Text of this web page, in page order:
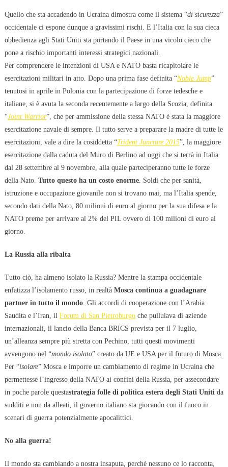
Quello che sta accadendo in Ucraina dimostra come il sistema “di sicurezza”
occidentale ci espone dunque a gravissimi rischi. E l’Italia con la sua cieca
obbedienza agli Stati Uniti sta portando il Paese in una vicolo cieco che
pone a rischio importanti interessi strategici nazionali.
Per comprendere le intenzioni di USA e NATO basta ricapitolare le
esercitazioni militari in atto. Dopo una prima fase definita “Noble Jump”
tenutosi in aprile in Polonia con la partecipazione di forze tedesche e
italiane, si è avuta la seconda recentemente a largo della Scozia, definita
“Joint Warrior”, che per ammissione della stessa NATO è stata la maggiore
esercitazione navale di sempre. Il tutto serve a preparare la madre di tutte le
esercitazioni, vale a dire la cosiddetta “Trident Juncture 2015”, la maggiore
esercitazione dalla caduta del Muro di Berlino ad oggi che si terrà in Italia
dal 28 settembre al 9 novembre, alla quale parteciperanno tutte le forze
della Nato. Tutto questo ha un costo enorme. Soldi che per sanità,
istruzione e occupazione giovanile non si trovano mai, ma l’Italia spende,
secondo dati della Nato, 80 milioni di euro al giorno per la sua difesa e la
NATO preme per arrivare al 2% del PIL ovvero di 100 milioni di euro al
giorno.
La Russia alla ribalta
Tutto ciò, ha almeno isolato la Russia? Mentre la stampa occidentale
enfatizza l’isolamento russo, in realtà Mosca continua a guadagnare
partner in tutto il mondo. Gli accordi di cooperazione con l’Arabia
Saudita e l’Iran, il Forum di San Pietroburgoche pullulava di aziende
internazionali, il lancio della Banca BRICS prevista per il 7 luglio,
un’alleanza sempre più stretta con Pechino, tutti questi movimenti
avvengono nel “mondo isolato” creato da UE e USA per il futuro di Mosca.
Per “isolare” Mosca e imporre un cambiamento di regime in Ucraina che
permettesse l’ingresso della NATO ai confini della Russia, per assecondare
in poche parole questastrategia folle di politica estera degli Stati Uniti da
sudditi e non da alleati, il governo italiano sta giocando con il fuoco in
scenari di guerra potenzialmente apocalittici.
No alla guerra!
Il mondo sta cambiando a nostra insaputa, perché nessuno ce lo racconta,